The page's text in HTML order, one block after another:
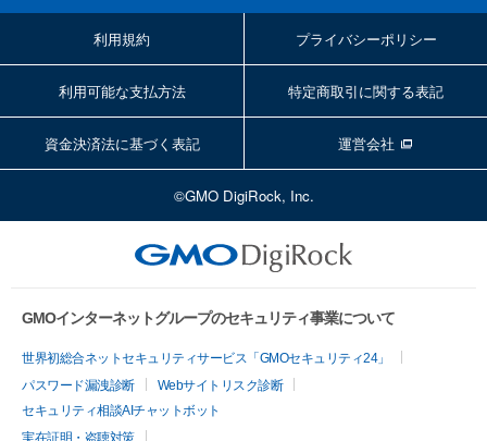
利用規約 プライバシーポリシー
利用可能な支払方法 特定商取引に関する表記
資金決済法に基づく表記 運営会社
©GMO DigiRock, Inc.
GMOインターネットグループのセキュリティ事業について
世界初総合ネットセキュリティサービス「GMOセキュリティ24」
パスワード漏洩診断
Webサイトリスク診断
セキュリティ相談AIチャットボット
実在証明・盗聴対策